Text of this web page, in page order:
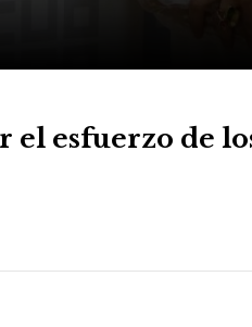
el esfuerzo de